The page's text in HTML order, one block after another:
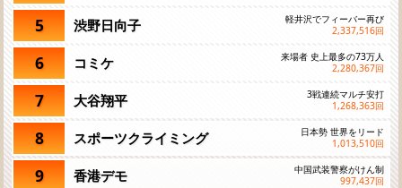
5 渋野日向子
軽井沢でフィーバー再び
2,337,516回
6 コミケ
来場者 史上最多の73万人
2,280,367回
7 大谷翔平
3戦連続マルチ安打
1,268,363回
8 スポーツクライミング
日本勢 世界をリード
1,013,510回
9 香港デモ
中国武装警察がけん制
997,437回